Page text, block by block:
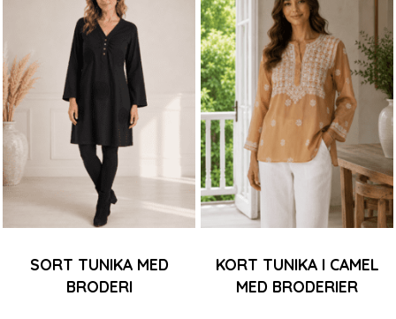
SORT TUNIKA MED
BRODERI
KORT TUNIKA I CAMEL
MED BRODERIER